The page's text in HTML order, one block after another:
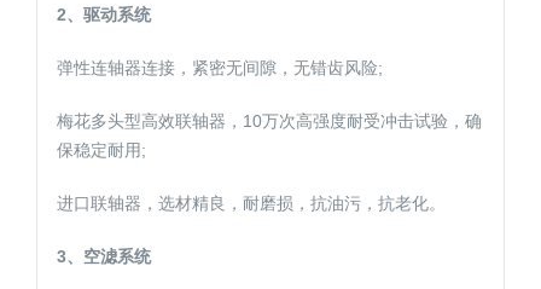
2、驱动系统
弹性连轴器连接，紧密无间隙，无错齿风险;
梅花多头型高效联轴器，10万次高强度耐受冲击试验，确
保稳定耐用;
进口联轴器，选材精良，耐磨损，抗油污，抗老化。
3、空滤系统